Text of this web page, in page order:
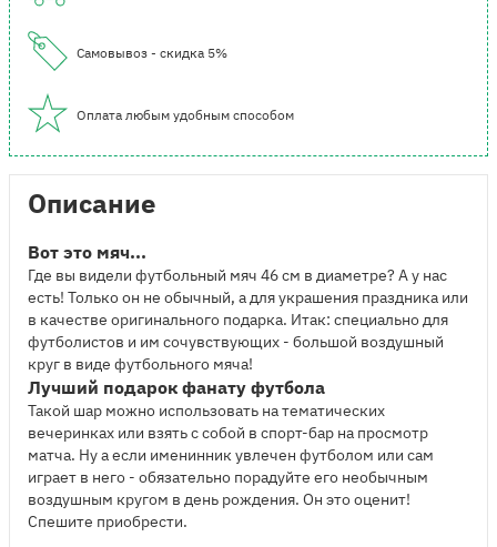
Самовывоз - скидка 5%
Оплата любым удобным способом
Описание
Вот это мяч...
Где вы видели футбольный мяч 46 см в диаметре? А у нас
есть! Только он не обычный, а для украшения праздника или
в качестве оригинального подарка. Итак: специально для
футболистов и им сочувствующих - большой воздушный
круг в виде футбольного мяча!
Лучший подарок фанату футбола
Такой шар можно использовать на тематических
вечеринках или взять с собой в спорт-бар на просмотр
матча. Ну а если именинник увлечен футболом или сам
играет в него - обязательно порадуйте его необычным
воздушным кругом в день рождения. Он это оценит!
Спешите приобрести.